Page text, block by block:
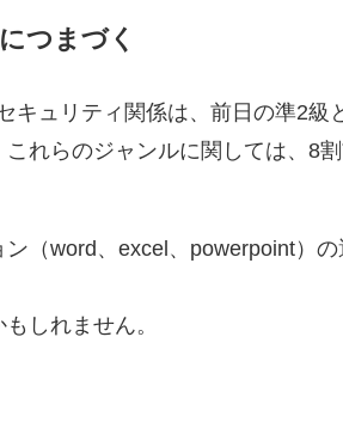
つまづく
キュリティ関係は、前日の準2級
れらのジャンルに関しては、8
（word、excel、powerpoint）の
しれません。